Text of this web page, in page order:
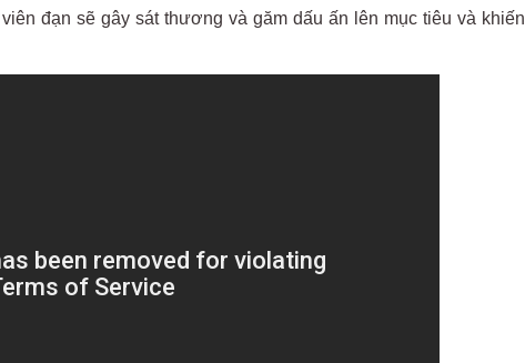
đạn sẽ gây sát thương và găm dấu ấn lên mục tiêu và khiến